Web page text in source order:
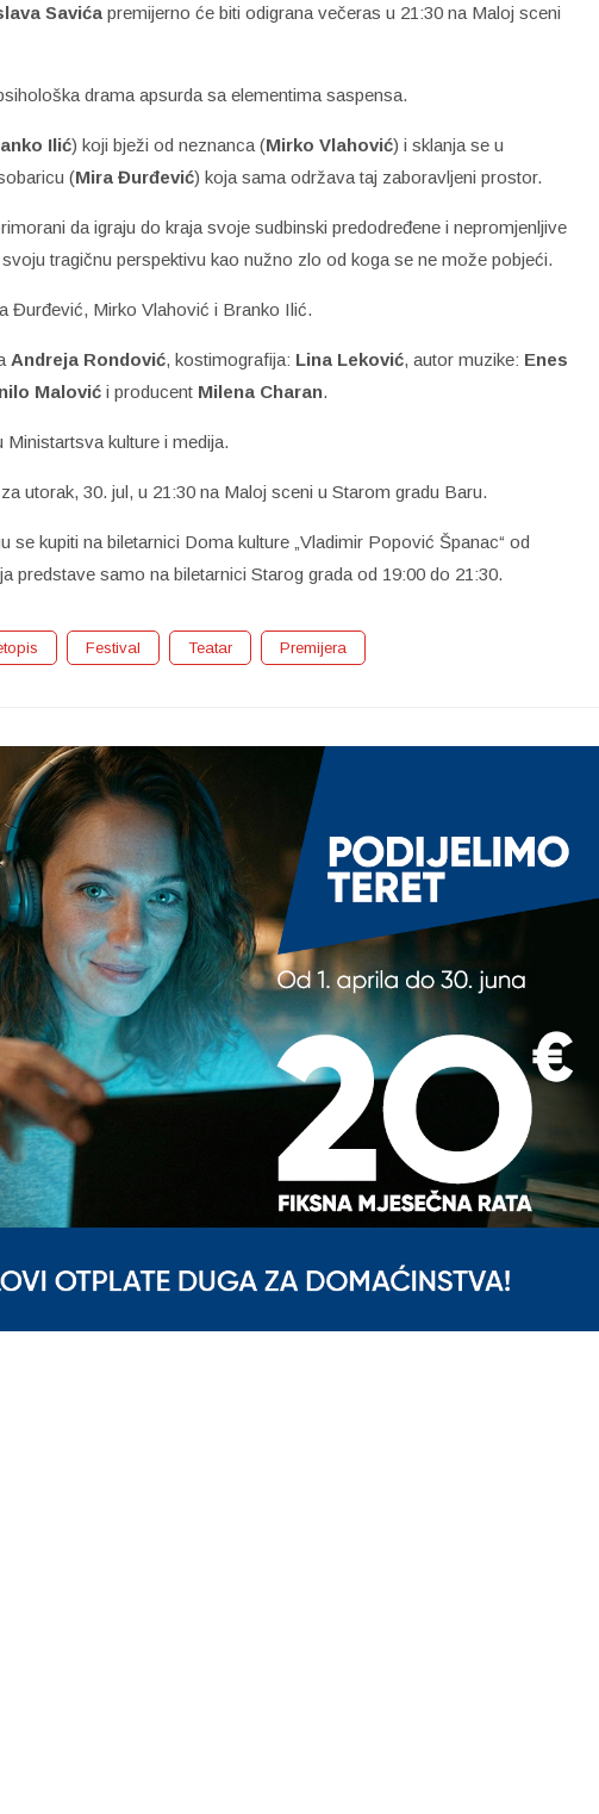
Savića premijerno će biti odigrana večeras u 21:30 na Maloj sceni
drama apsurda sa elementima saspensa.
Ilić) koji bježi od neznanca (Mirko Vlahović) i sklanja se u
(Mira Đurđević) koja sama održava taj zaboravljeni prostor.
da igraju do kraja svoje sudbinski predodređene i nepromjenljive
tragičnu perspektivu kao nužno zlo od koga se ne može pobjeći.
Đurđević, Mirko Vlahović i Branko Ilić.
Andreja Rondović, kostimografija: Lina Leković, autor muzike: Enes
Malović i producent Milena Charan.
kulture i medija.
utorak, 30. jul, u 21:30 na Maloj sceni u Starom gradu Baru.
se kupiti na biletarnici Doma kulture „Vladimir Popović Španac“ od
predstave samo na biletarnici Starog grada od 19:00 do 21:30.
Festival Teatar Premijera